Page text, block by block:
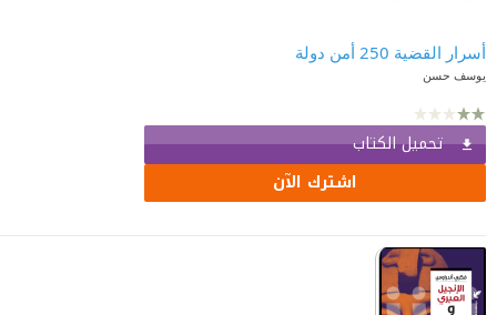
أسرار القضية 250 أمن دولة
يوسف حسن
تحميل الكتاب
اشترك الآن